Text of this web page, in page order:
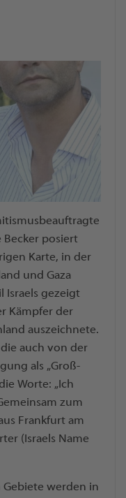
Becker posiert
Karte, in der
und Gaza
Israels gezeigt
Kämpfer der
auszeichnete.
auch von der
als „Groß-
Worte: „Ich
zum
Frankfurt am
(Israels Name
werden in